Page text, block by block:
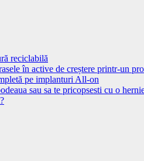
reciclabilă
în active de creștere printr-un
pe implanturi All-on
sau sa te pricopsesti cu o